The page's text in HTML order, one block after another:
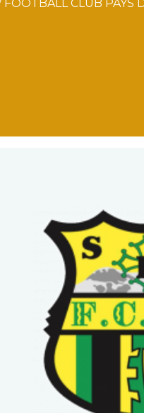
FOOTBALL CLUB PAYS